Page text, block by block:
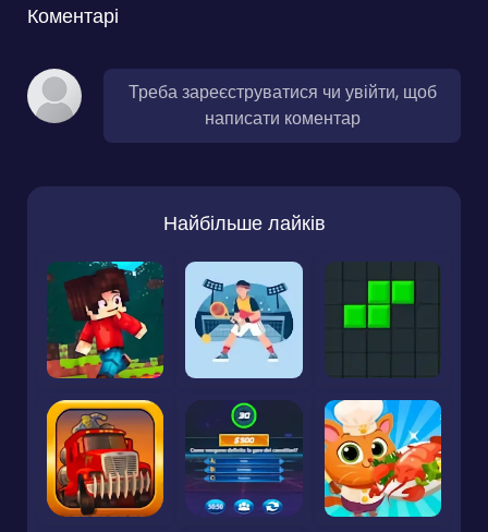
Коментарі
Треба зареєструватися чи увійти, щоб
написати коментар
Найбільше лайків